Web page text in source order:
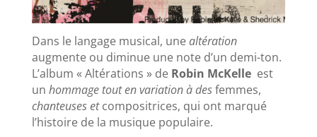
Dans le langage musical, unealtération
augmente ou diminue une note d’un demi-ton.
L’album « Altérations » de Robin McKelleest
un hommage tout en variation à desfemmes,
chanteuses etcompositrices, qui ont marqué
l’histoire de la musique populaire.